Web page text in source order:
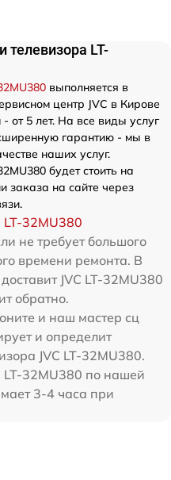
LT-
выполняется в
центр JVC в Кирове
от 5 лет. На все виды услуг
гарантию - мы в
наших услуг.
будет стоить на
заказа на сайте через
LT-32MU380
не требует большого
времени ремонта. В
JVC LT-32MU380
обратно.
и наш мастер сц
и определит
JVC LT-32MU380.
LT-32MU380 по нашей
3-4 часа при